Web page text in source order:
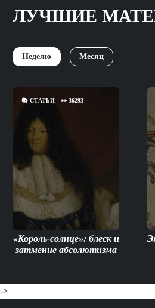
ЛУЧШИЕ
Неделю Месяц
📚 СТАТЬИ 👀 36293
«Король-солнце»: блеск и
затмение абсолютизма
->